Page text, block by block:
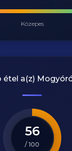
Közepes
étel a(z)
56
/ 100